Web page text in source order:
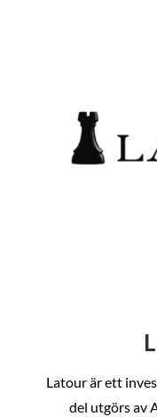
Latour är ett
del utgörs av